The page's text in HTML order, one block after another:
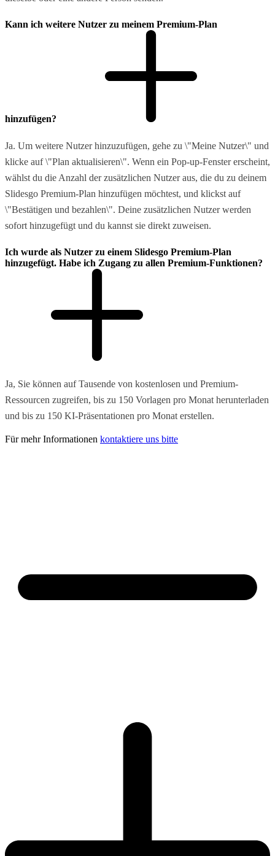
Kann ich weitere Nutzer zu meinem Premium-Plan
hinzufügen?
Ja. Um weitere Nutzer hinzuzufügen, gehe zu \"Meine Nutzer\" und
klicke auf \"Plan aktualisieren\". Wenn ein Pop-up-Fenster erscheint,
wählst du die Anzahl der zusätzlichen Nutzer aus, die du zu deinem
Slidesgo Premium-Plan hinzufügen möchtest, und klickst auf
\"Bestätigen und bezahlen\". Deine zusätzlichen Nutzer werden
sofort hinzugefügt und du kannst sie direkt zuweisen.
Ich wurde als Nutzer zu einem Slidesgo Premium-Plan
hinzugefügt. Habe ich Zugang zu allen Premium-Funktionen?
Ja, Sie können auf Tausende von kostenlosen und Premium-
Ressourcen zugreifen, bis zu 150 Vorlagen pro Monat herunterladen
und bis zu 150 KI-Präsentationen pro Monat erstellen.
Für mehr Informationen kontaktiere uns bitte